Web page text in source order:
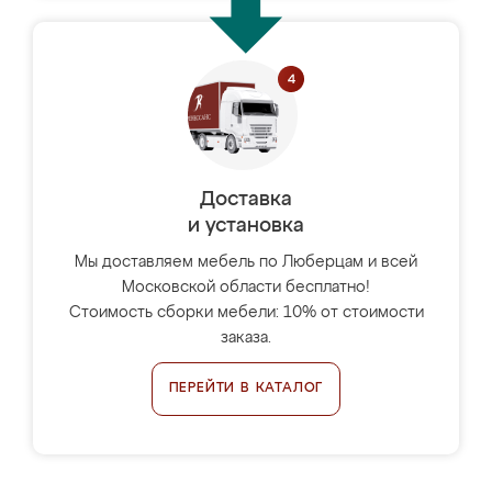
Доставка
и установка
Мы доставляем мебель по Люберцам и всей
Московской области бесплатно!
Стоимость сборки мебели: 10% от стоимости
заказа.
ПЕРЕЙТИ В КАТАЛОГ